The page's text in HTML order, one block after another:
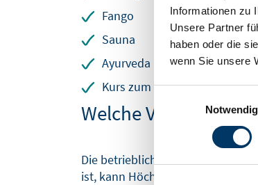
Informationen zu
Unsere Partner
haben oder die
wenn Sie unsere
Notwendig
Fango
Sauna
Ayurveda
Kurs zum Erlernen einer
Welche Vorteile
Die betriebliche
ist, kann Höchstleistungen